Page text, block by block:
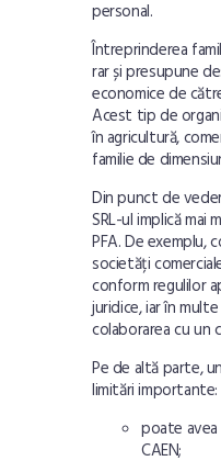
personal.
Întreprinderea
rar și presupune
economice de
Acest tip de
în agricultură,
familie de
Din punct de
SRL-ul implică
PFA. De exemplu,
societăți
conform regulilor
juridice, iar în
colaborarea cu un
Pe de altă parte,
limitări importante:
poate
CAEN;